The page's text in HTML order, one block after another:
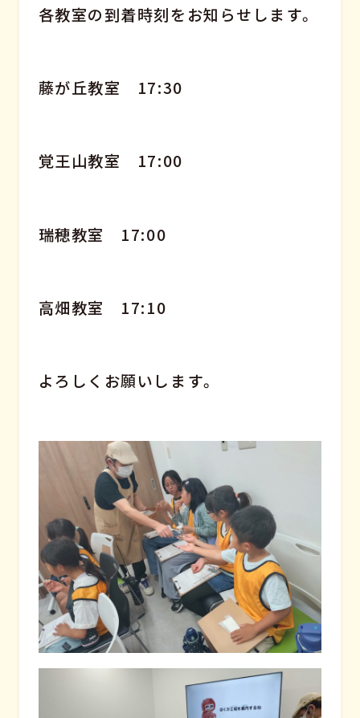
各教室の到着時刻をお知らせします。
藤が丘教室 17:30
覚王山教室 17:00
瑞穂教室 17:00
高畑教室 17:10
よろしくお願いします。